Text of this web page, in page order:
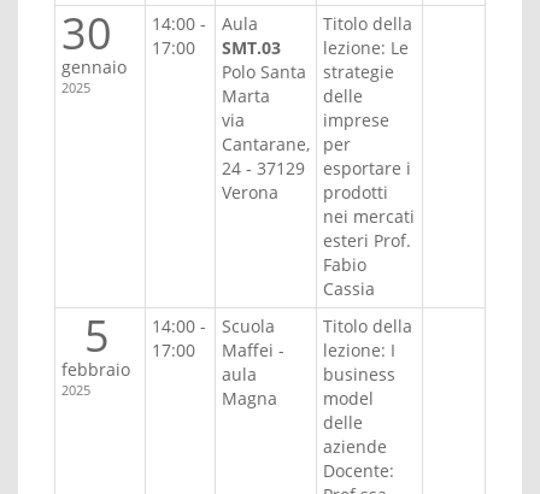
30
gennaio
2025
14:00 -
17:00
Aula
SMT.03
Polo Santa
Marta
via
Cantarane,
24 - 37129
Verona
Titolo della
lezione: Le
strategie
delle
imprese
per
esportare i
prodotti
nei mercati
esteri Prof.
Fabio
Cassia
5
febbraio
2025
14:00 -
17:00
Scuola
Maffei -
aula
Magna
Titolo della
lezione: I
business
model
delle
aziende
Docente: